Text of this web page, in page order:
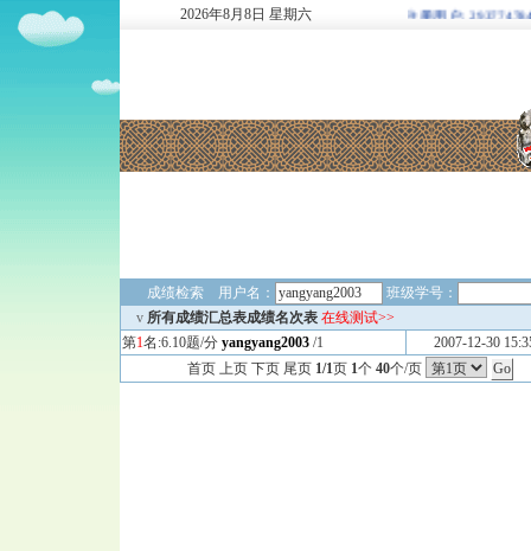
2026年8月 8日 星期六 欢迎新注册用户:
成绩检索 用户名：
班级学号：
v 所有成绩汇总表成绩名次表 在线测试>>
第1名:6.10题/分 yangyang2003 /1
2007-12-30
首页 上页 下页 尾页 1/1页 1个 40个/页